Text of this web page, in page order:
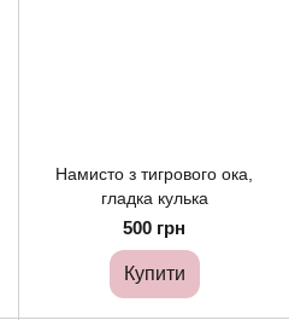
Намисто з тигрового ока,
гладка кулька
500 грн
Купити